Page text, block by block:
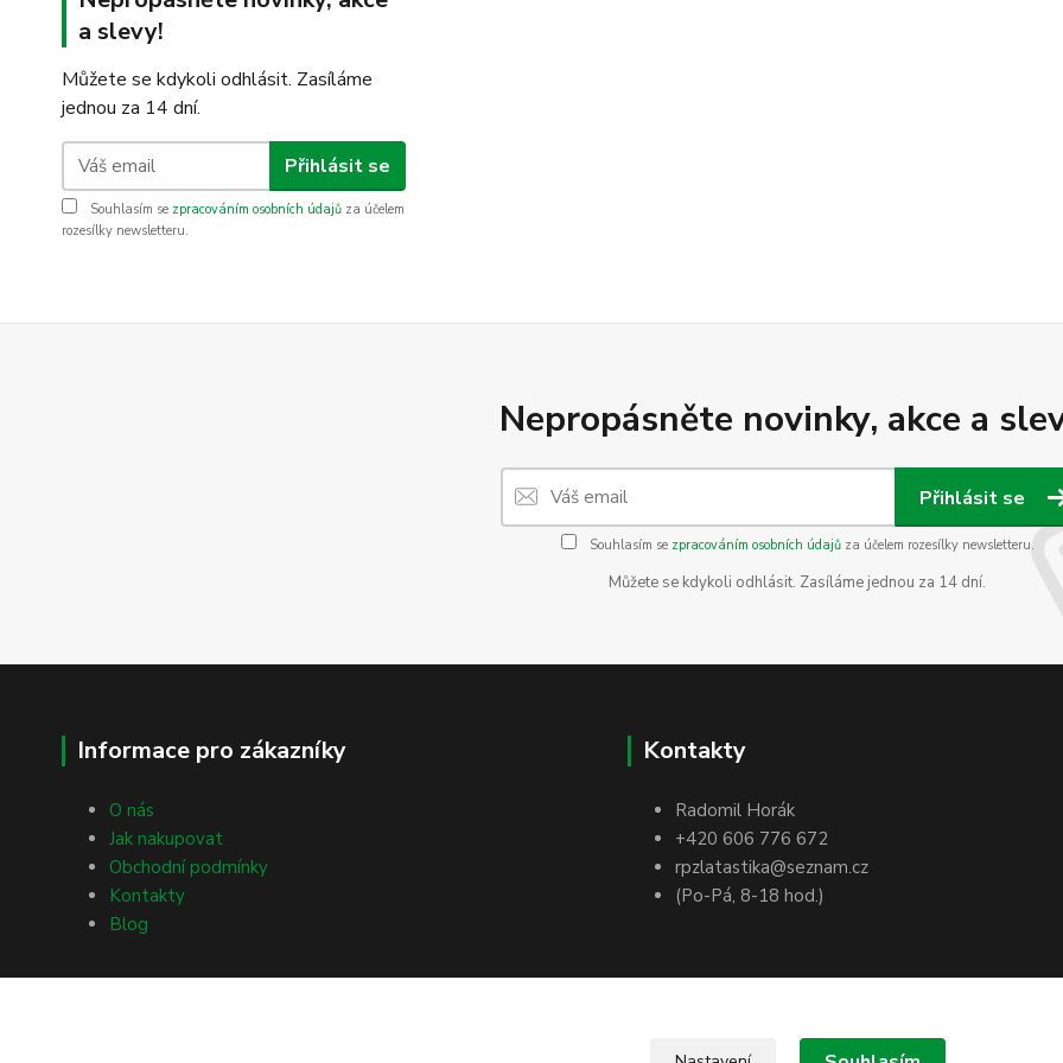
a slevy!
Můžete se kdykoli odhlásit. Zasíláme
jednou za 14 dní.
Přihlásit se
Souhlasím se zpracováním osobních údajů za účelem
rozesílky newsletteru.
Nepropásněte novinky, akce a
Přihlásit se
Souhlasím se zpracováním osobních údajůza účelem rozesílky newsletteru.
Můžete se kdykoli odhlásit. Zasíláme jednou za 14 dní.
Informace pro zákazníky
O nás
Jak nakupovat
Obchodní podmínky
Kontakty
Blog
Kontakty
Radomil Horák
+420 606 776 672
rpzlatastika@seznam.cz
(Po-Pá, 8-18 hod.)